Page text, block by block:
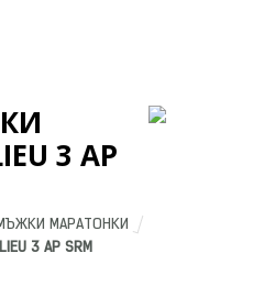
3 AP
МАРАТОНКИ
3 AP SRM